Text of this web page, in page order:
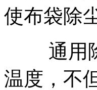
使布袋除
通用除
温度，不